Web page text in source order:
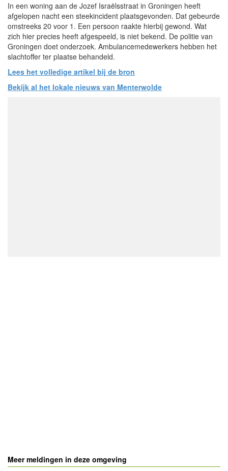
In een woning aan de Jozef Israëlsstraat in Groningen heeft
afgelopen nacht een steekincident plaatsgevonden. Dat gebeurde
omstreeks 20 voor 1. Een persoon raakte hierbij gewond. Wat
zich hier precies heeft afgespeeld, is niet bekend. De politie van
Groningen doet onderzoek. Ambulancemedewerkers hebben het
slachtoffer ter plaatse behandeld.
Lees het volledige artikel bij de bron
Bekijk al het lokale nieuws van Menterwolde
Meer meldingen in deze omgeving